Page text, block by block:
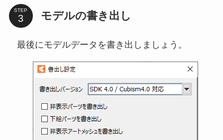
STEP モデルの書き出し
最後にモデルデータを書き出しましょう。